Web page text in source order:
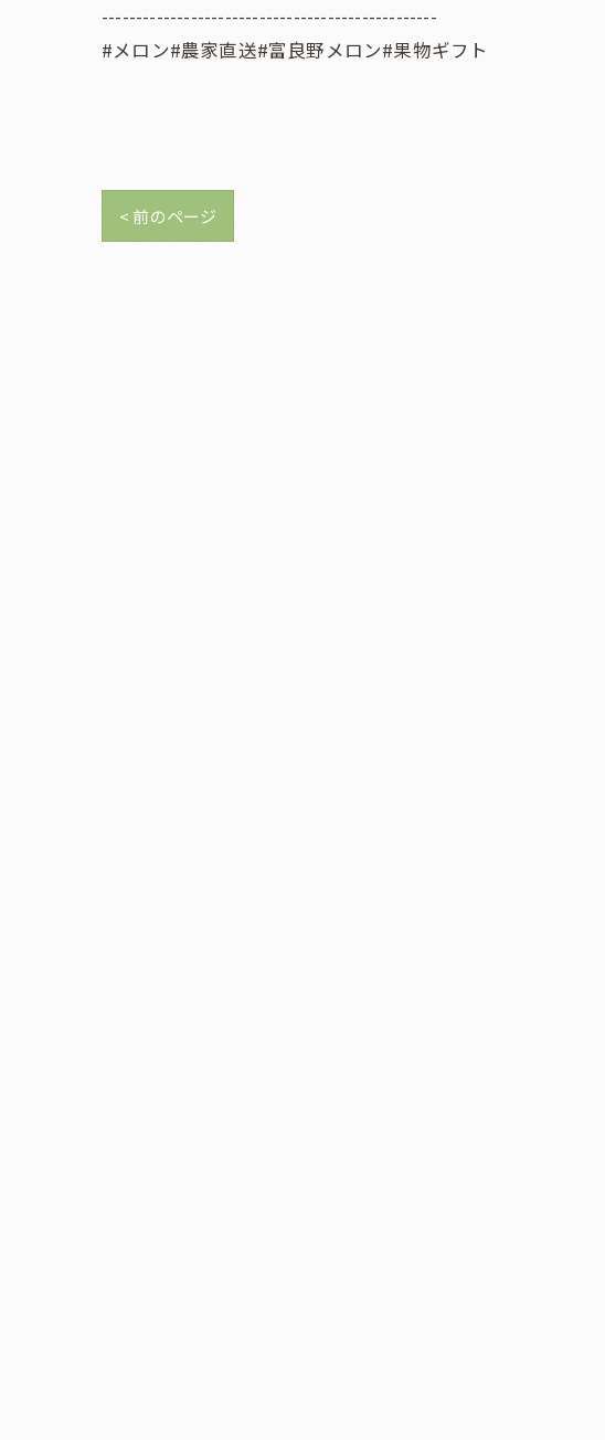
-------------------------------------------------
#メロン#農家直送#富良野メロン#果物ギフト
< 前のページ